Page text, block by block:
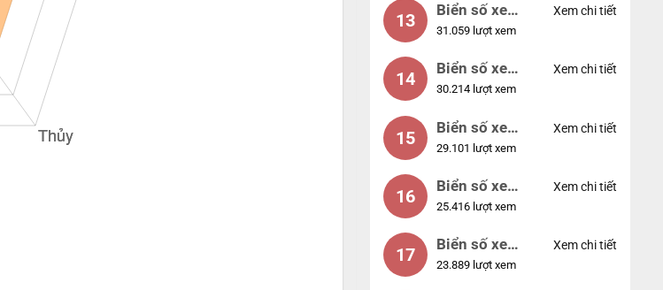
13
Biển số xe
22222
31.059 lượt xem
Xem chi tiết
14
Biển số xe
14953
30.214 lượt xem
Xem chi tiết
15
Biển số xe
24953
29.101 lượt xem
Xem chi tiết
16
Biển số xe
49053
25.416 lượt xem
Xem chi tiết
17
Biển số xe
44953
23.889 lượt xem
Xem chi tiết